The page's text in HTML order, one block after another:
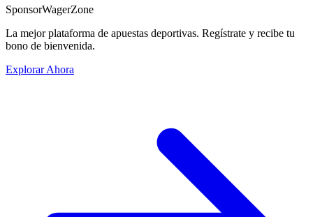
SponsorWagerZone
La mejor plataforma de apuestas deportivas. Regístrate y recibe tu
bono de bienvenida.
Explorar Ahora